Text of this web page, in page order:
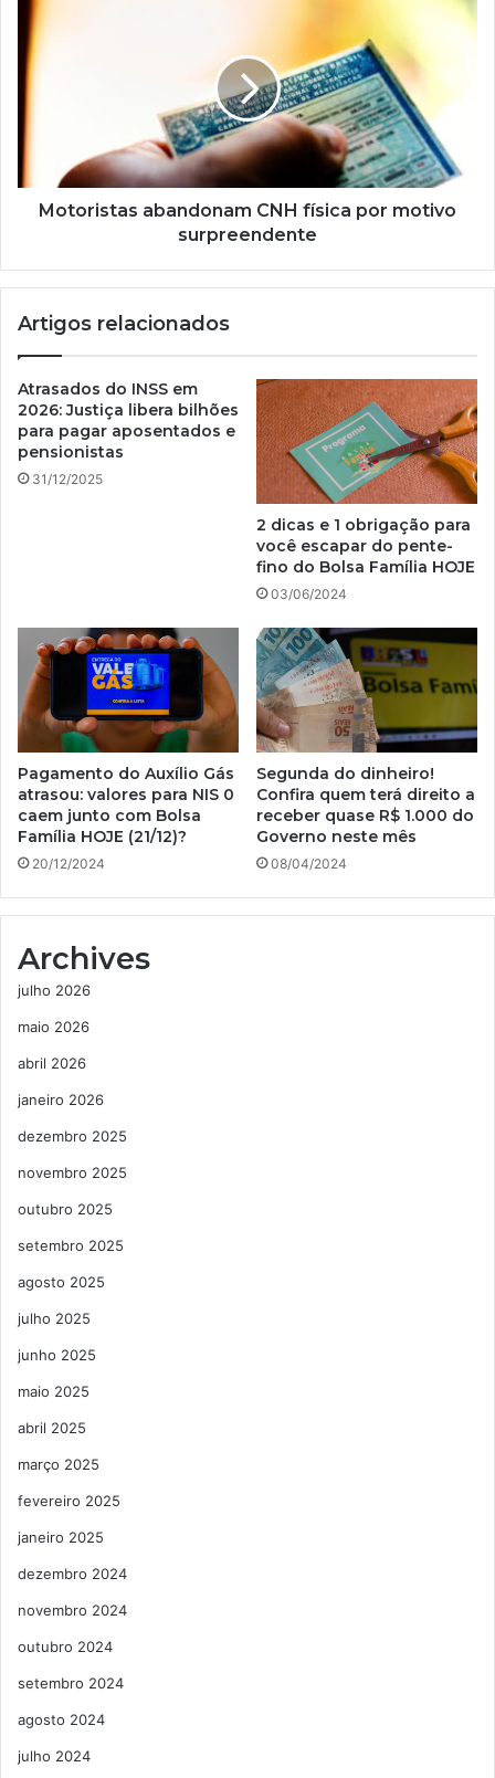
abandonam
CNH
física
Motoristas abandonam CNH física por motivo
surpreendente
Artigos relacionados
Atrasados do INSS em
2026: Justiça libera bilhões
para pagar aposentados e
pensionistas
31/12/2025
2 dicas e 1 obrigação para
você escapar do pente-
fino do Bolsa Família HOJE
03/06/2024
Pagamento do Auxílio Gás
atrasou: valores para NIS 0
caem junto com Bolsa
Família HOJE (21/12)?
20/12/2024
Segunda do dinheiro!
Confira quem terá direito a
receber quase R$ 1.000 do
Governo neste mês
08/04/2024
Archives
julho 2026
maio 2026
abril 2026
janeiro 2026
dezembro 2025
novembro 2025
outubro 2025
setembro 2025
agosto 2025
julho 2025
junho 2025
maio 2025
abril 2025
março 2025
fevereiro 2025
janeiro 2025
dezembro 2024
novembro 2024
outubro 2024
setembro 2024
agosto 2024
julho 2024